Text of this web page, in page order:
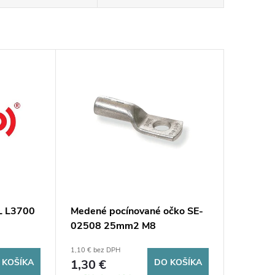
L3700
Medené pocínované očko SE-
02508 25mm2 M8
1,10 € bez DPH
1,30 € DO KOŠÍKA